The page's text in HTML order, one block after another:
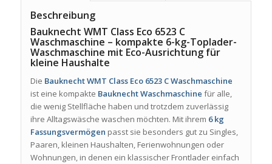
Beschreibung
Bauknecht WMT Class Eco 6523 C
Waschmaschine – kompakte 6-kg-Toplader-
Waschmaschine mit Eco-Ausrichtung für
kleine Haushalte
Die Bauknecht WMT Class Eco 6523 C Waschmaschine
ist eine kompakte Bauknecht Waschmaschine für alle,
die wenig Stellfläche haben und trotzdem zuverlässig
ihre Alltagswäsche waschen möchten. Mit ihrem 6 kg
Fassungsvermögen passt sie besonders gut zu Singles,
Paaren, kleinen Haushalten, Ferienwohnungen oder
Wohnungen, in denen ein klassischer Frontlader einfach